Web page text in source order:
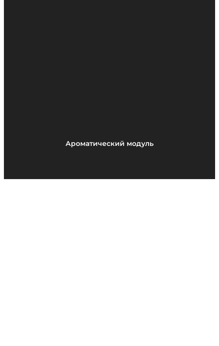
Ароматический модуль